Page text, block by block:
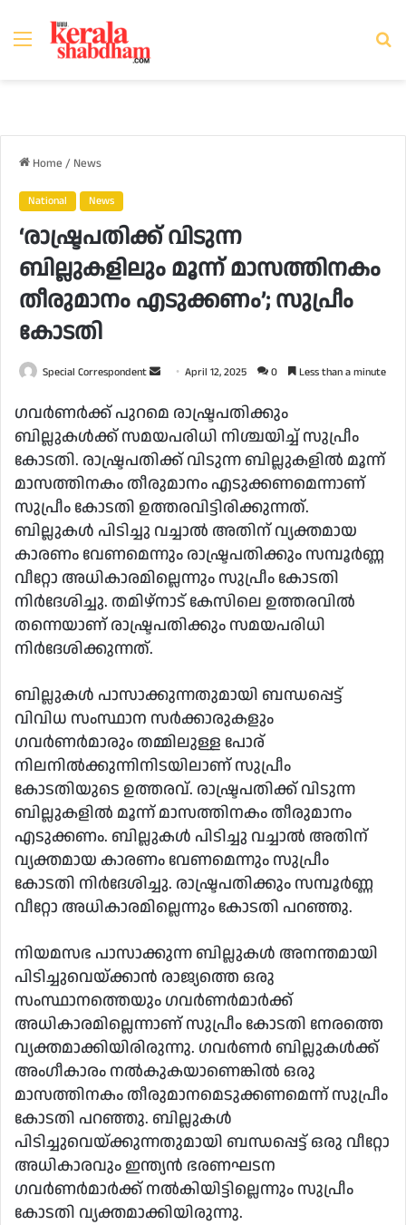
Menu
Home / News
National News
‘രാഷ്ട്രപതിക്ക് വിടുന്ന
ബില്ലുകളിലും മൂന്ന് മാസത്തിനകം
തീരുമാനം എടുക്കണം’; സുപ്രീം
കോടതി
Special Correspondent
Send
email
April 12, 2025 0 Less than a minute
ഗവർണർക്ക് പുറമെ രാഷ്ട്രപതിക്കും
ബില്ലുകൾക്ക് സമയപരിധി നിശ്ചയിച്ച് സുപ്രീം
കോടതി. രാഷ്ട്രപതിക്ക് വിടുന്ന ബില്ലുകളിൽ മൂന്ന്
മാസത്തിനകം തീരുമാനം എടുക്കണമെന്നാണ്
സുപ്രീം കോടതി ഉത്തരവിട്ടിരിക്കുന്നത്.
ബില്ലുകൾ പിടിച്ചു വച്ചാൽ അതിന് വ്യക്തമായ
കാരണം വേണമെന്നും രാഷ്ട്രപതിക്കും സമ്പൂർണ്ണ
വീറ്റോ അധികാരമില്ലെന്നും സുപ്രീം കോടതി
നിർദേശിച്ചു. തമിഴ്നാട് കേസിലെ ഉത്തരവിൽ
തന്നെയാണ് രാഷ്ട്രപതിക്കും സമയപരിധി
നിർദേശിക്കുന്നത്.
ബില്ലുകൾ പാസാക്കുന്നതുമായി ബന്ധപ്പെട്ട്
വിവിധ സംസ്ഥാന സര്‍ക്കാരുകളും
ഗവര്‍ണര്‍മാരും തമ്മിലുള്ള പോര്
നിലനില്‍ക്കുന്നിനിടയിലാണ് സുപ്രീം
കോടതിയുടെ ഉത്തരവ്. രാഷ്ട്രപതിക്ക് വിടുന്ന
ബില്ലുകളിൽ മൂന്ന് മാസത്തിനകം തീരുമാനം
എടുക്കണം. ബില്ലുകൾ പിടിച്ചു വച്ചാൽ അതിന്
വ്യക്തമായ കാരണം വേണമെന്നും സുപ്രീം
കോടതി നിർദേശിച്ചു. രാഷ്ട്രപതിക്കും സമ്പൂർണ്ണ
വീറ്റോ അധികാരമില്ലെന്നും കോടതി പറഞ്ഞു.
നിയമസഭ പാസാക്കുന്ന ബില്ലുകള്‍ അനന്തമായി
പിടിച്ചുവെയ്ക്കാന്‍ രാജ്യത്തെ ഒരു
സംസ്ഥാനത്തെയും ഗവര്‍ണര്‍മാര്‍ക്ക്
അധികാരമില്ലെന്നാണ് സുപ്രീം കോടതി നേരത്തെ
വ്യക്തമാക്കിയിരിരുന്നു. ഗവർണർ ബില്ലുകള്‍ക്ക്
അംഗീകാരം നല്‍കുകയാണെങ്കില്‍ ഒരു
മാസത്തിനകം തീരുമാനമെടുക്കണമെന്ന് സുപ്രീം
കോടതി പറഞ്ഞു. ബില്ലുകള്‍
പിടിച്ചുവെയ്ക്കുന്നതുമായി ബന്ധപ്പെട്ട് ഒരു വീറ്റോ
അധികാരവും ഇന്ത്യന്‍ ഭരണഘടന
ഗവര്‍ണര്‍മാര്‍ക്ക് നല്‍കിയിട്ടില്ലെന്നും സുപ്രീം
കോടതി വ്യക്തമാക്കിയിരുന്നു.